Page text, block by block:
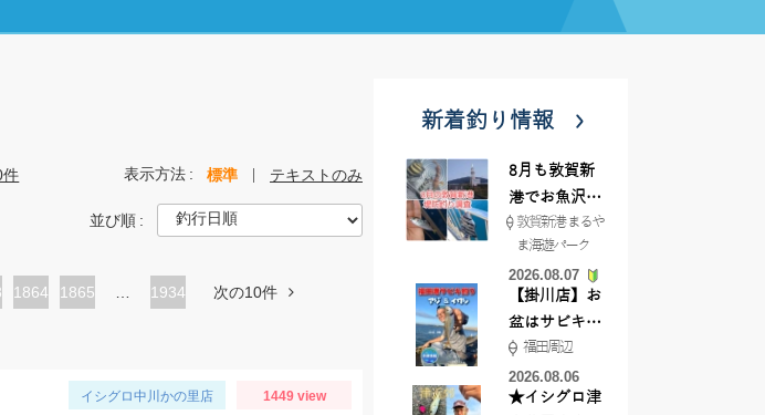
件 表示方法 標準 テキストのみ
並び順
ペ
1864
ペ
1865 1934 次の10件
イシグロ中川かの里店 1449 view
新着釣り情報
8月も敦賀新
港でお魚沢山
♪ イシグロ彦
根店
敦賀新港 まるや
ま海遊パーク
2026.08.07
【掛川店】お
盆はサビキ釣
りいきません
か?
福田周辺
2026.08.06
★イシグロ津